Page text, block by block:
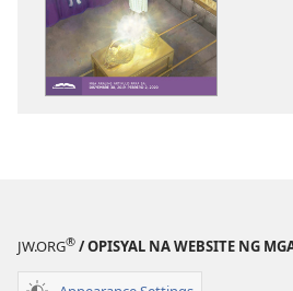
JW.ORG® / OPISYAL NA WEBSITE NG